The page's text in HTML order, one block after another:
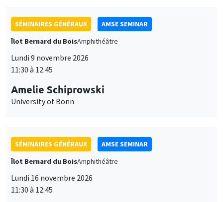
SÉMINAIRES GÉNÉRAUX
AMSE SEMINAR
Îlot Bernard du BoisAmphithéâtre
Lundi 9 novembre 2026
11:30 à 12:45
Amelie Schiprowski
University of Bonn
SÉMINAIRES GÉNÉRAUX
AMSE SEMINAR
Îlot Bernard du BoisAmphithéâtre
Lundi 16 novembre 2026
11:30 à 12:45